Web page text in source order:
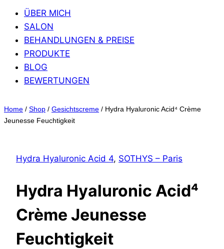
ÜBER MICH
SALON
BEHANDLUNGEN & PREISE
PRODUKTE
BLOG
BEWERTUNGEN
Home / Shop / Gesichtscreme / Hydra Hyaluronic Acid⁴ Crème
Jeunesse Feuchtigkeit
Hydra Hyaluronic Acid 4, SOTHYS – Paris
Hydra Hyaluronic Acid⁴
Crème Jeunesse
Feuchtigkeit